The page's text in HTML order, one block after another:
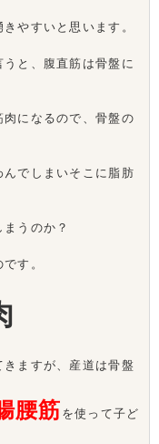
やすいと思います。
と、腹直筋は骨盤に
になるので、骨盤の
でしまいそこに脂肪
うのか？
す。
ますが、産道は骨盤
腰筋 を使って子ど